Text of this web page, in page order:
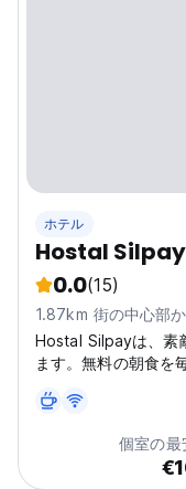
ホテル
Hostal Silpay
0.0(15)
1.87km 街の中心部
Hostal Silpayは、素
ます。無料の朝食を
個室の最